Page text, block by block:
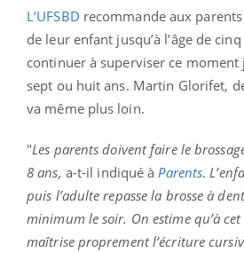
L’UFSBD recommande aux
de leur enfant jusqu’à l’âge de
continuer à superviser ce moment
sept ou huit ans. Martin Glorifet,
va même plus loin.
"Les parents doivent faire le
8 ans, a-t-il indiqué àParents.
puis l’adulte repasse la brosse à
minimum le soir. On estime qu’à
maîtrise proprement l’écriture